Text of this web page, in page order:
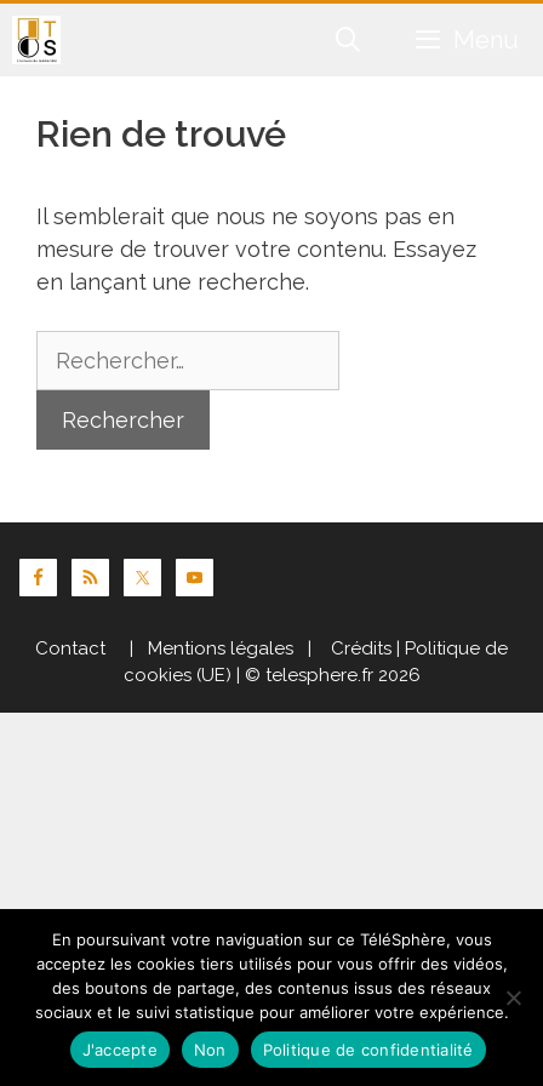
Aller
au
Rien de trouvé
Il semblerait que nous ne soyons pas en
mesure de trouver votre contenu. Essayez
en lançant une recherche.
Rechercher :
Contact| Mentions légales | Crédits | Politique de
cookies (UE) | © telesphere.fr 2026
En poursuivant votre naviguation sur ce TéléSphère, vous
acceptez les cookies tiers utilisés pour vous offrir des vidéos,
des boutons de partage, des contenus issus des réseaux
sociaux et le suivi statistique pour améliorer votre expérience.
J'accepte
Non Politique de confidentialité